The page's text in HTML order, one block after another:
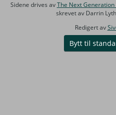
Sidene drives avThe Next
skrevet av Darrin
Redigert av
Bytt til